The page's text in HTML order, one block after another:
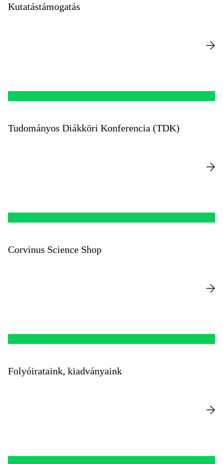
Kutatástámogatás
Tudományos Diákköri Konferencia (TDK)
Corvinus Science Shop
Folyóirataink, kiadványaink